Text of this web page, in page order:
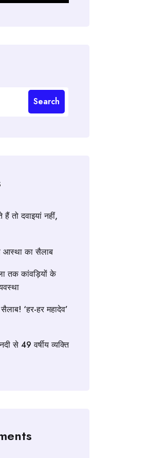
Search
तो दवाइयां नहीं,
आस्था का सैलाब
तक कांवड़ियों के
‘हर-हर महादेव’
से 49 वर्षीय व्यक्ति